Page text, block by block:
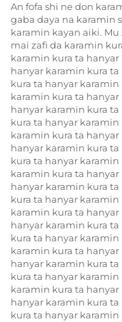
An fofa shi ne don
gaba daya na karamin
karamin kayan aiki.
mai zafi da karamin
karamin kura ta
hanyar karamin kura
kura ta hanyar
karamin kura ta
hanyar karamin kura
kura ta hanyar
karamin kura ta
hanyar karamin kura
kura ta hanyar
karamin kura ta
hanyar karamin kura
kura ta hanyar
karamin kura ta
hanyar karamin kura
kura ta hanyar
karamin kura ta
hanyar karamin kura
kura ta hanyar
karamin kura ta
hanyar karamin kura
kura ta hanyar karamin